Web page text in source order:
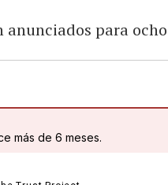
anunciados para
más de 6 meses.